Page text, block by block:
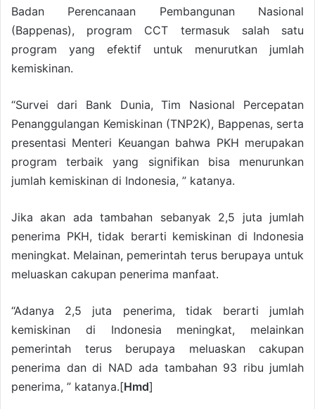
Badan Perencanaan Pembangunan Nasional
(Bappenas), program CCT termasuk salah satu
program yang efektif untuk menurutkan jumlah
kemiskinan.
“Survei dari Bank Dunia, Tim Nasional Percepatan
Penanggulangan Kemiskinan (TNP2K), Bappenas, serta
presentasi Menteri Keuangan bahwa PKH merupakan
program terbaik yang signifikan bisa menurunkan
jumlah kemiskinan di Indonesia, ” katanya.
Jika akan ada tambahan sebanyak 2,5 juta jumlah
penerima PKH, tidak berarti kemiskinan di Indonesia
meningkat. Melainan, pemerintah terus berupaya untuk
meluaskan cakupan penerima manfaat.
“Adanya 2,5 juta penerima, tidak berarti jumlah
kemiskinan di Indonesia meningkat, melainkan
pemerintah terus berupaya meluaskan cakupan
penerima dan di NAD ada tambahan 93 ribu jumlah
penerima, ” katanya.[Hmd]